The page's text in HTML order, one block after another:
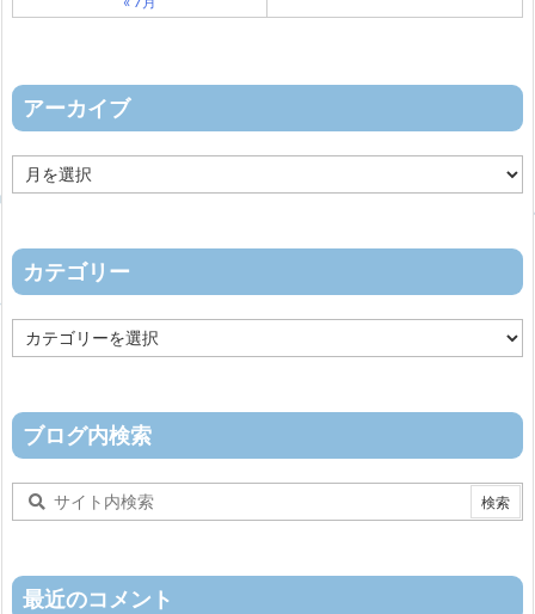
アーカイブ
ー
ブ
カテゴリー
テ
ー
ブログ内検索
最近のコメント